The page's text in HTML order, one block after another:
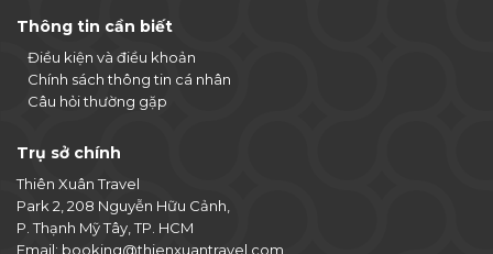
Thông tin cần biết
Điều kiện và điều khoản
Chính sách thông tin cá nhân
Câu hỏi thường gặp
Trụ sở chính
Thiên Xuân Travel
Park 2, 208 Nguyễn Hữu Cảnh,
P. Thạnh Mỹ Tây, TP. HCM
Email: booking@thienxuantravel.com